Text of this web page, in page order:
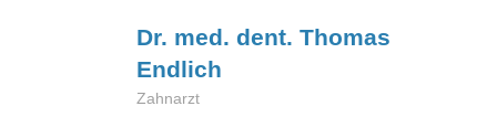
Dr. med. dent. Thomas
Endlich
Zahnarzt